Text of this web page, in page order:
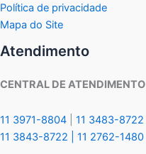
Política de privacidade
Mapa do Site
Atendimento
CENTRAL DE ATENDIMENTO
11 3971-8804
11 3483-8722
11 3843-8722 | 11 2762-1480